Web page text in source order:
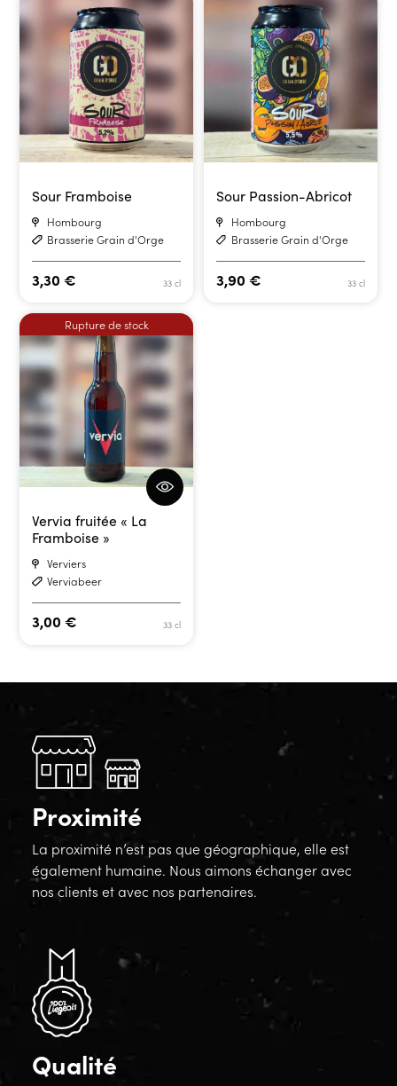
Sour Framboise
Hombourg
Brasserie Grain d'Orge
33 cl
3,30€
Sour Passion-Abricot
Hombourg
Brasserie Grain d'Orge
33 cl
3,90 €
Rupture de stock
Vervia fruitée « La
Framboise »
Verviers
Verviabeer
33 cl
3,00€
Proximité
La proximité n’est pas que géographique, elle est
également humaine. Nous aimons échanger avec
nos clients et avec nos partenaires.
Qualité